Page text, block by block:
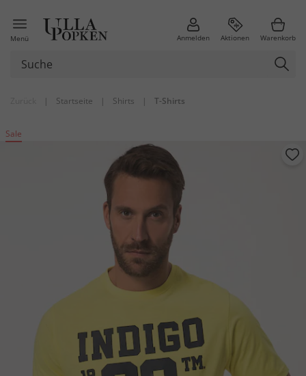
Menü Anmelden Aktionen Warenkorb
| Startseite | Shirts | T-Shirts
Sale